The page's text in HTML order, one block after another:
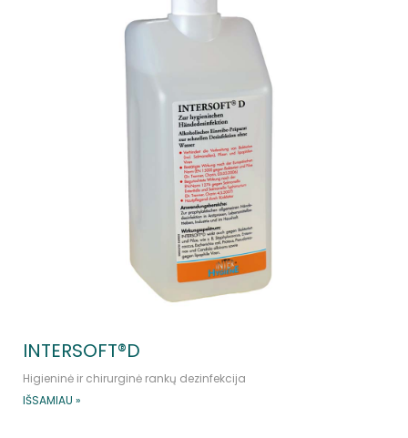
INTERSOFT®D
Higieninė ir chirurginė rankų dezinfekcija
IŠSAMIAU »